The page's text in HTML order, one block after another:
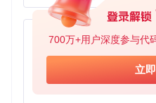
700万+用户深度参与代
立
帧率：24fps
时长：5秒
引导强度：7.0
添加"VideoOutput"节点
优化显存占用：3步实现4K视
当你的电脑提示"显存不足"时
py-xiaozhi
Python
0 1